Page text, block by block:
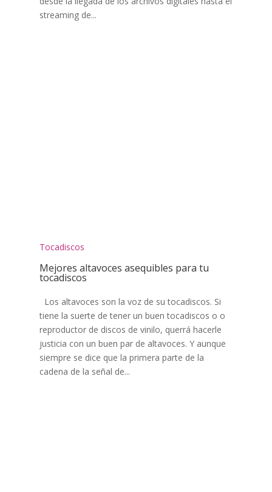
streaming de...
Tocadiscos
Mejores altavoces asequibles para tu
tocadiscos
Los altavoces son la voz de su tocadiscos. Si
tiene la suerte de tener un buen tocadiscos o o
reproductor de discos de vinilo, querrá hacerle
justicia con un buen par de altavoces. Y aunque
siempre se dice que la primera parte de la
cadena de la señal de...